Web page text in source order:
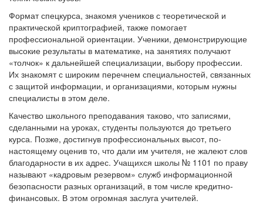
Формат спецкурса, знакомя учеников с теоретической и
практической криптографией, также помогает
профессиональной ориентации. Ученики, демонстрирующие
высокие результаты в математике, на занятиях получают
«толчок» к дальнейшей специализации, выбору профессии.
Их знакомят с широким перечнем специальностей, связанных
с защитой информации, и организациями, которым нужны
специалисты в этом деле.
Качество школьного преподавания таково, что записями,
сделанными на уроках, студенты пользуются до третьего
курса. Позже, достигнув профессиональных высот, по-
настоящему оценив то, что дали им учителя, не жалеют слов
благодарности в их адрес. Учащихся школы № 1101 по праву
называют «кадровым резервом» служб информационной
безопасности разных организаций, в том числе кредитно-
финансовых. В этом огромная заслуга учителей.